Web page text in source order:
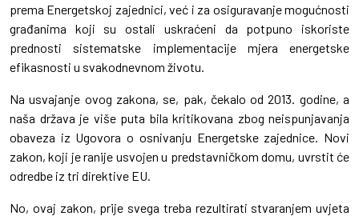
prema Energetskoj zajednici, već i za osiguravanje mogućnosti
građanima koji su ostali uskraćeni da potpuno iskoriste
prednosti sistematske implementacije mjera energetske
efikasnosti u svakodnevnom životu.
Na usvajanje ovog zakona, se, pak, čekalo od 2013. godine, a
naša država je više puta bila kritikovana zbog neispunjavanja
obaveza iz Ugovora o osnivanju Energetske zajednice. Novi
zakon, koji je ranije usvojen u predstavničkom domu, uvrstit će
odredbe iz tri direktive EU.
No, ovaj zakon, prije svega treba rezultirati stvaranjem uvjeta